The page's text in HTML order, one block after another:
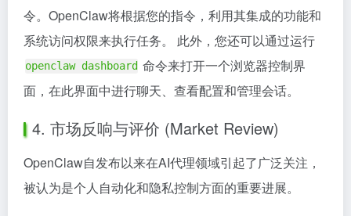
令。OpenClaw将根据您的指令，利用其集成的功能和
系统访问权限来执行任务。 此外，您还可以通过运行
openclaw dashboard 命令来打开一个浏览器控制界
面，在此界面中进行聊天、查看配置和管理会话。
4. 市场反响与评价 (Market Review)
OpenClaw自发布以来在AI代理领域引起了广泛关注，
被认为是个人自动化和隐私控制方面的重要进展。